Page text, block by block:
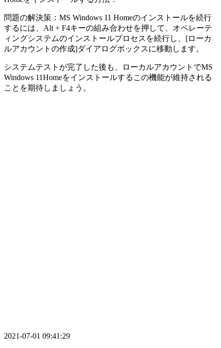
問題の解決策：MS Windows 11 Homeのインストールを続行
するには、Alt + F4キーの組み合わせを押して、オペレーテ
ィングシステムのインストールプロセスを続行し、[ローカ
ルアカウントの作成]ダイアログボックスに移動します。
システムテストが完了した後も、ローカルアカウントでMS
Windows 11Homeをインストールするこの機能が維持される
ことを期待しましょう。
2021-07-01 09:41:29